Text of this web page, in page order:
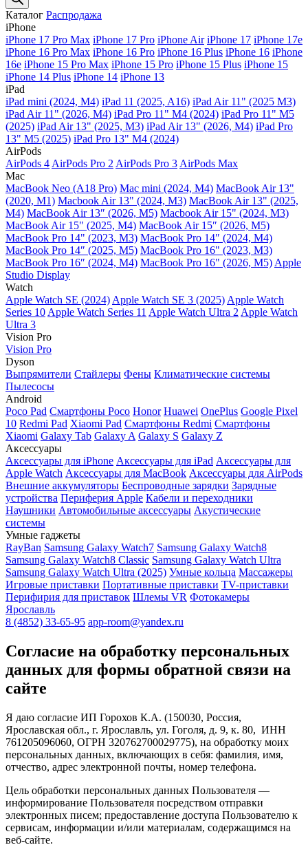
Каталог Распродажа
iPhone
iPhone 17 Pro Max iPhone 17 Pro iPhone Air iPhone 17 iPhone 17e
iPhone 16 Pro Max iPhone 16 Pro iPhone 16 Plus iPhone 16 iPhone
16e iPhone 15 Pro Max iPhone 15 Pro iPhone 15 Plus iPhone 15
iPhone 14 Plus iPhone 14 iPhone 13
iPad
iPad mini (2024, M4) iPad 11 (2025, A16) iPad Air 11" (2025 M3)
iPad Air 11" (2026, M4) iPad Pro 11" M4 (2024) iPad Pro 11" M5
(2025) iPad Air 13" (2025, M3) iPad Air 13" (2026, M4) iPad Pro
13" M5 (2025) iPad Pro 13" M4 (2024)
AirPods
AirPods 4 AirPods Pro 2 AirPods Pro 3 AirPods Max
Mac
MacBook Neo (A18 Pro) Mac mini (2024, M4) MacBook Air 13"
(2020, M1) Macbook Air 13" (2024, M3) MacBook Air 13" (2025,
M4) MacBook Air 13″ (2026, M5) Macbook Air 15" (2024, M3)
MacBook Air 15" (2025, M4) MacBook Air 15″ (2026, M5)
MacBook Pro 14" (2023, M3) MacBook Pro 14″ (2024, M4)
MacBook Pro 14″ (2025, M5) MacBook Pro 16" (2023, M3)
MacBook Pro 16″ (2024, M4) MacBook Pro 16" (2026, M5) Apple
Studio Display
Watch
Apple Watch SE (2024) Apple Watch SE 3 (2025) Apple Watch
Series 10 Apple Watch Series 11 Apple Watch Ultra 2 Apple Watch
Ultra 3
Vision Pro
Vision Pro
Dyson
Выпрямители Стайлеры Фены Климатические системы
Пылесосы
Android
Poco Pad Смартфоны Poco Honor Huawei OnePlus Google Pixel
10 Redmi Pad Xiaomi Pad Смартфоны Redmi Смартфоны
Xiaomi Galaxy Tab Galaxy A Galaxy S Galaxy Z
Аксессуары
Аксессуары для iPhone Аксессуары для iPad Аксессуары для
Apple Watch Аксессуары для MacBook Аксессуары для AirPods
Внешние аккумуляторы Беспроводные зарядки Зарядные
устройства Периферия Apple Кабели и переходники
Наушники Автомобильные аксессуары Акустические
системы
Умные гаджеты
RayBan Samsung Galaxy Watch7 Samsung Galaxy Watch8
Samsung Galaxy Watch8 Classic Samsung Galaxy Watch Ultra
Samsung Galaxy Watch Ultra (2025) Умные кольца Массажеры
Игровые приставки Портативные приставки TV-приставки
Перифирия для приставок Шлемы VR Фотокамеры
Ярославль
8 (4852) 33-65-95 app-room@yandex.ru
Согласие на обработку персональных
данных для формы обратной связи на
сайте
Я даю согласие ИП Горохов К.А. (150030, Россия,
Ярославская обл., г. Ярославль, ул. Гоголя, д. 9, к. 80, ИНН
761205096060, ОГРН 320762700029775), на обработку моих
персональных данных, включающих в себя: фамилия, имя,
отчество, адрес электронной почты, номер телефона.
Цель обработки персональных данных Пользователя —
информирование Пользователя посредством отправки
электронных писем; предоставление доступа Пользователю к
сервисам, информации и/или материалам, содержащимся на
веб-сайте.